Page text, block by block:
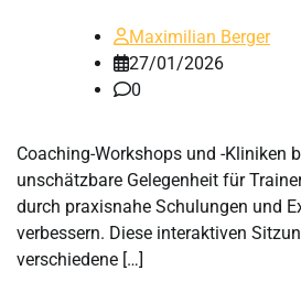
Maximilian Berger
27/01/2026
0
Coaching-Workshops und -Kliniken
unschätzbare Gelegenheit für
durch praxisnahe Schulungen und
verbessern. Diese interaktiven
verschiedene […]